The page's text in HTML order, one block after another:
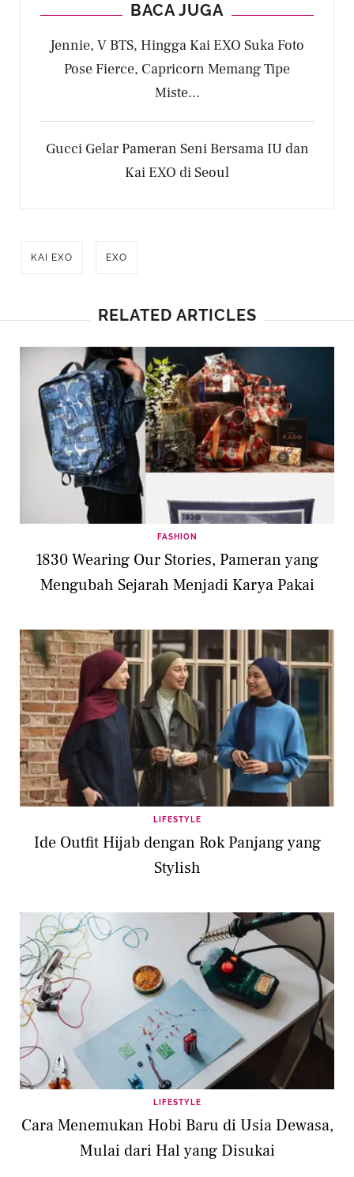
BACA JUGA
Jennie, V BTS, Hingga Kai EXO Suka Foto
Pose Fierce, Capricorn Memang Tipe
Miste...
Gucci Gelar Pameran Seni Bersama IU dan
Kai EXO di Seoul
KAI EXO EXO
RELATED ARTICLES
FASHION
1830 Wearing Our Stories, Pameran yang
Mengubah Sejarah Menjadi Karya Pakai
LIFESTYLE
Ide Outfit Hijab dengan Rok Panjang yang
Stylish
LIFESTYLE
Cara Menemukan Hobi Baru di Usia Dewasa,
Mulai dari Hal yang Disukai